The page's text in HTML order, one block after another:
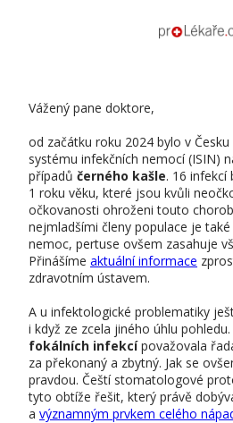
Vážený pane doktore,
od začátku roku 2024 bylo v
systému infekčních nemocí (ISIN)
případů černého kašle. 16
1 roku věku, které jsou kvůli
očkovanosti ohroženi touto
nejmladšími členy populace je
nemoc, pertuse ovšem zasahuje
Přinášíme aktuální informace
zdravotním ústavem.
A u infektologické problematiky
i když ze zcela jiného úhlu
fokálních infekcípovažovala
za překonaný a zbytný. Jak se
pravdou. Čeští stomatologové
tyto obtíže řešit, který právě
a významným prvkem celého